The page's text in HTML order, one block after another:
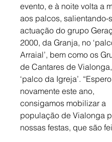
evento, e à noite volta a
aos palcos, salientando-
actuação do grupo
2000, da Granja, no
Arraial’, bem como os
de Cantares de
‘palco da Igreja’.
novamente este ano,
consigamos mobilizar a
população de Vialonga
nossas festas, que são